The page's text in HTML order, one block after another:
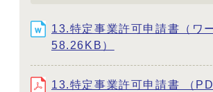
13.特定事業許可申請書（ワ
58.26KB）
13.特定事業許可申請書 （